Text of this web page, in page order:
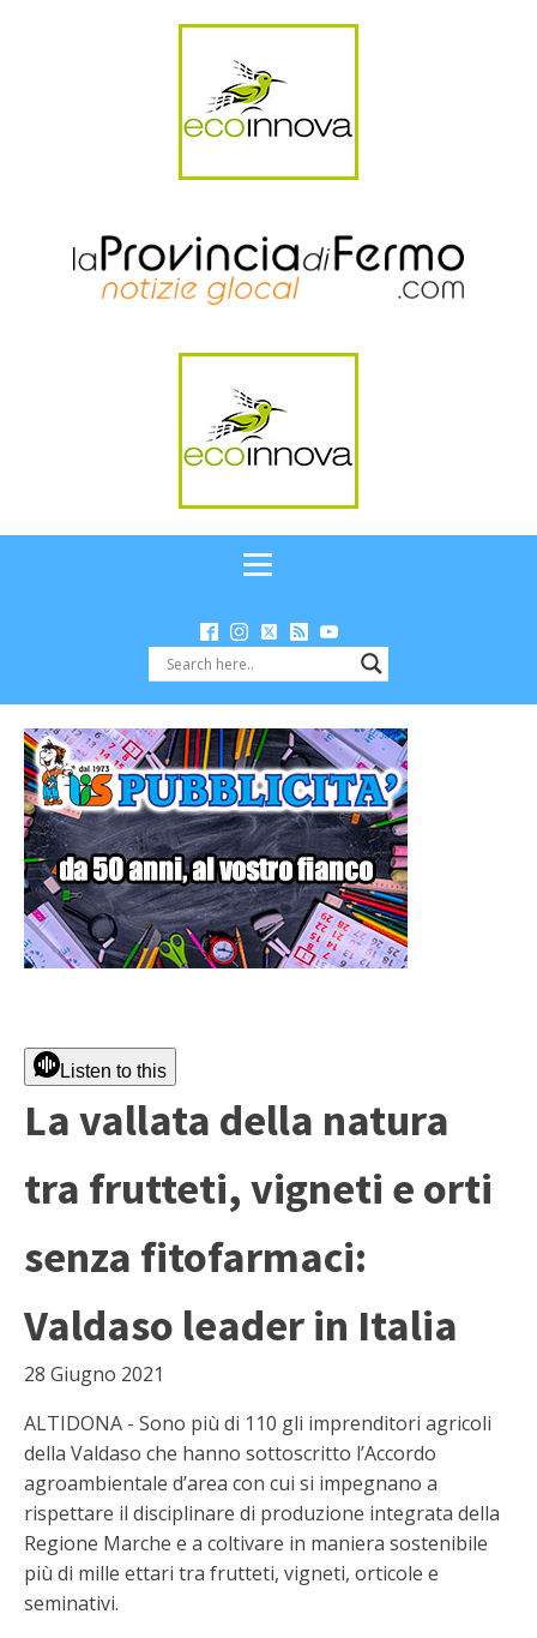
Listen to this
La vallata della natura
tra frutteti, vigneti e orti
senza fitofarmaci:
Valdaso leader in Italia
28 Giugno 2021
ALTIDONA - Sono più di 110 gli imprenditori agricoli
della Valdaso che hanno sottoscritto l’Accordo
agroambientale d’area con cui si impegnano a
rispettare il disciplinare di produzione integrata della
Regione Marche e a coltivare in maniera sostenibile
più di mille ettari tra frutteti, vigneti, orticole e
seminativi.